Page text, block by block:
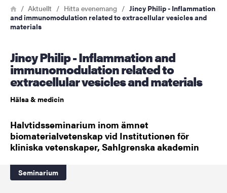
Om webbplatsen
Länkstig
HemAktuellt Hitta evenemang
Jincy Philip - Inflammation
and immunomodulation related to extracellular vesicles and
materials
Jincy Philip - Inflammation and
immunomodulation related to
extracellular vesicles and materials
Hälsa & medicin
Halvtidsseminarium inom ämnet
biomaterialvetenskap vid Institutionen för
kliniska vetenskaper, Sahlgrenska akademin
Seminarium